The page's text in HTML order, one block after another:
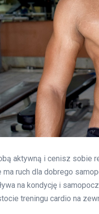
aktywną i cenisz sobie
ma ruch dla dobrego
na kondycję i
treningu cardio na